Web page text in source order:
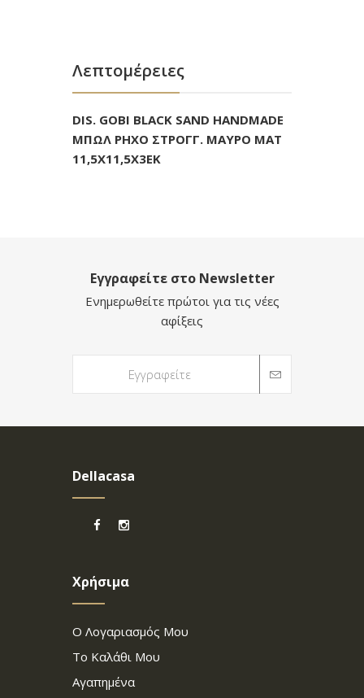
Λεπτομέρειες
DIS. GOBI BLACK SAND HANDMADE
ΜΠΩΛ ΡΗΧΟ ΣΤΡΟΓΓ. ΜΑΥΡΟ ΜΑΤ
11,5Χ11,5Χ3ΕΚ
Εγγραφείτε στο Newsletter
Ενημερωθείτε πρώτοι για τις νέες
αφίξεις
Dellacasa
Χρήσιμα
Ο Λογαριασμός Μου
Το Καλάθι Μου
Αγαπημένα